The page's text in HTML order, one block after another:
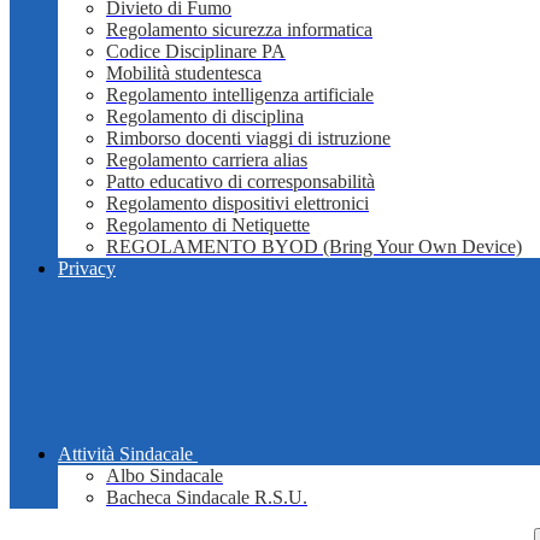
Divieto di Fumo
Regolamento sicurezza informatica
Codice Disciplinare PA
Mobilità studentesca
Regolamento intelligenza artificiale
Regolamento di disciplina
Rimborso docenti viaggi di istruzione
Regolamento carriera alias
Patto educativo di corresponsabilità
Regolamento dispositivi elettronici
Regolamento di Netiquette
REGOLAMENTO BYOD (Bring Your Own Device)
Privacy
Attività Sindacale
Albo Sindacale
Bacheca Sindacale R.S.U.